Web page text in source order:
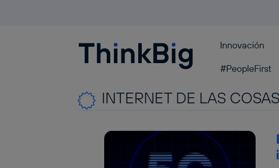
Blogthinkbig.com Innovación
#PeopleFirst
INTERNET DE LAS COSAS